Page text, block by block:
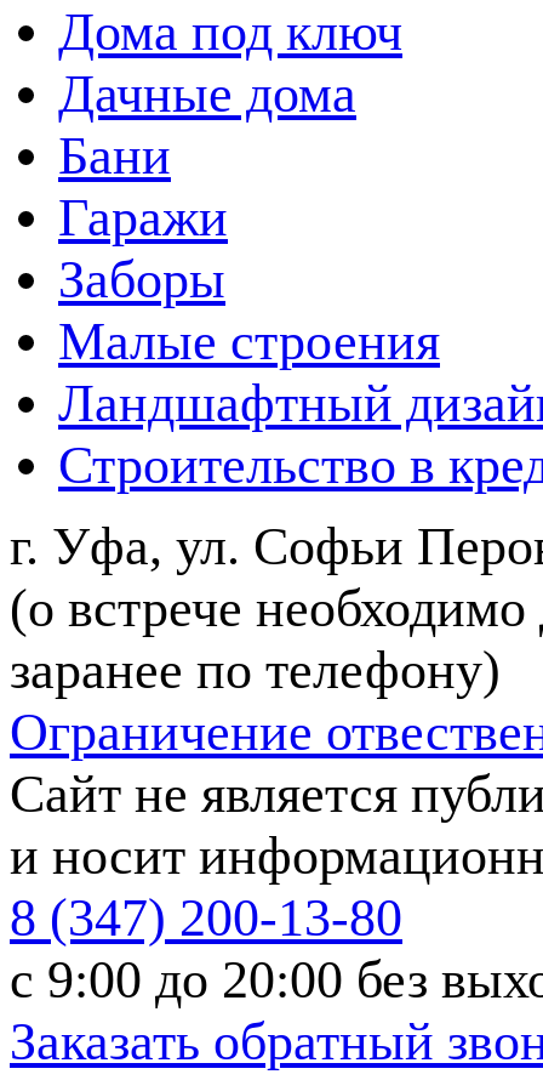
Дома под ключ
Дачные дома
Бани
Гаражи
Заборы
Малые строения
Ландшафтный
Строительство в
г. Уфа, ул. Софьи
(о встрече необходимо
заранее по телефону)
Ограничение
Сайт не является
и носит
8 (347) 200-13-80
с 9:00 до 20:00 без
Заказать обратный